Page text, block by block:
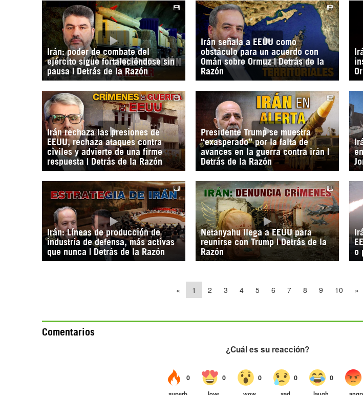
Irán: poder de combate del
ejército sigue fortaleciéndose sin
pausa | Detrás de la Razón
Irán señala a EEUU como
obstáculo para un acuerdo con
Omán sobre Ormuz | Detrás de la
Razón
Irán rechaza las presiones de
EEUU, rechaza ataques contra
civiles y advierte de una firme
respuesta | Detrás de la Razón
Presidente Trump se muestra
“exasperado” por la falta de
avances en la guerra contra irán |
Detrás de la Razón
Irán: Líneas de producción de
industria de defensa, más activas
que nunca | Detrás de la Razón
Netanyahu llega a EEUU para
reunirse con Trump | Detrás de la
Razón
o
« 1 2 3 4 5 6 7 8 9 10 »
Comentarios